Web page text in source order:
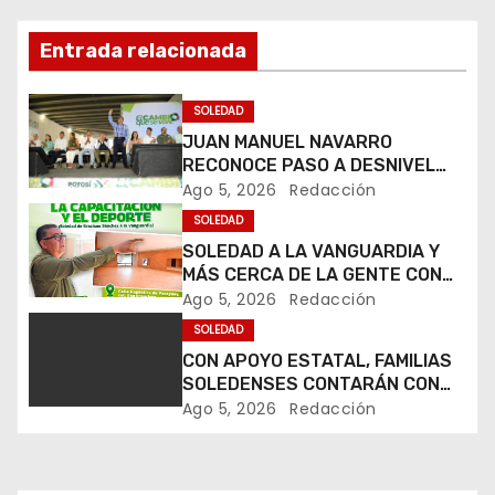
e
g
a
c
i
ó
n
e
Entrada relacionada
SOLEDAD
JUAN MANUEL NAVARRO
RECONOCE PASO A DESNIVEL
CIRCUITO POTOSÍ QUE MEJORA
LA MOVILIDAD METROPOLITANA
Ago 5, 2026 Redacción
SOLEDAD
SOLEDAD A LA VANGUARDIA Y
MÁS CERCA DE LA GENTE CON
NUEVO CENTRO DE
CAPACITACIÓN: NAVARRO MUÑIZ
Ago 5, 2026 Redacción
SOLEDAD
CON APOYO ESTATAL, FAMILIAS
SOLEDENSES CONTARÁN CON
TRANSPORTE GRATUITO A LA
Ago 5, 2026 Redacción